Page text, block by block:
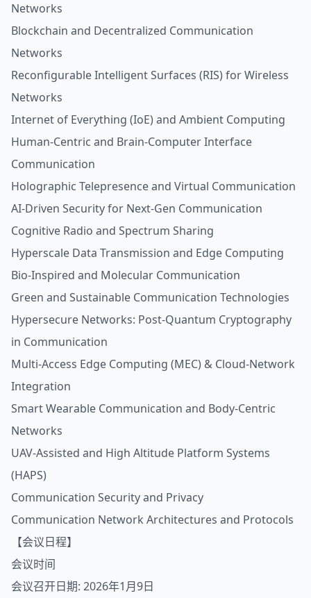
Networks
Blockchain and Decentralized Communication
Networks
Reconfigurable Intelligent Surfaces (RIS) for Wireless
Networks
Internet of Everything (IoE) and Ambient Computing
Human-Centric and Brain-Computer Interface
Communication
Holographic Telepresence and Virtual Communication
AI-Driven Security for Next-Gen Communication
Cognitive Radio and Spectrum Sharing
Hyperscale Data Transmission and Edge Computing
Bio-Inspired and Molecular Communication
Green and Sustainable Communication Technologies
Hypersecure Networks: Post-Quantum Cryptography
in Communication
Multi-Access Edge Computing (MEC) & Cloud-Network
Integration
Smart Wearable Communication and Body-Centric
Networks
UAV-Assisted and High Altitude Platform Systems
(HAPS)
Communication Security and Privacy
Communication Network Architectures and Protocols
【会议日程】
会议时间
会议召开日期: 2026年1月9日